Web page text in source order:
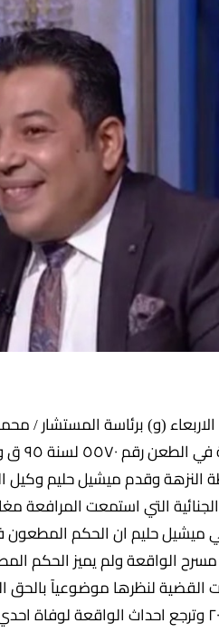
الاربعاء (و) برئاسة
النزهة وقدم ميشيل حليم وكيل
التي استمعت المرافعة
حليم ان الحكم المطعون
الواقعة ولم يميز الحكم
لنظرها موضوعيآ بالحق
٣٩ لقانون رقم ١١ لسنة ٢٠١٧ وترجع احداث